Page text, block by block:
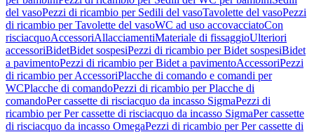
del vasoPezzi di ricambio per Sedili del vasoTavolette del vasoPezzi
di ricambio per Tavolette del vasoWC ad uso accovacciatoCon
risciacquoAccessoriAllacciamentiMateriale di fissaggioUlteriori
accessoriBidetBidet sospesiPezzi di ricambio per Bidet sospesiBidet
a pavimentoPezzi di ricambio per Bidet a pavimentoAccessoriPezzi
di ricambio per AccessoriPlacche di comando e comandi per
WCPlacche di comandoPezzi di ricambio per Placche di
comandoPer cassette di risciacquo da incasso SigmaPezzi di
ricambio per Per cassette di risciacquo da incasso SigmaPer cassette
di risciacquo da incasso OmegaPezzi di ricambio per Per cassette di